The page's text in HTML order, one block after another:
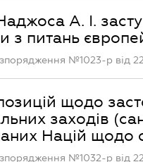
А. І.
з питань
№1023-р від
щодо
заходів
Націй щодо
№1032-р від